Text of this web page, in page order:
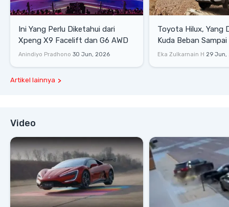
Ini Yang Perlu Diketahui dari
Xpeng X9 Facelift dan G6 AWD
Anindiyo Pradhono 30 Jun, 2026
Toyota Hilux, Yang
Kuda Beban
Lifestyle
Eka Zulkarnain H 29 Jun,
Artikel lainnya
Video